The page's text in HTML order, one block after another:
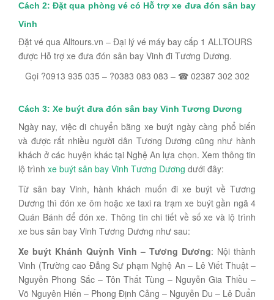
Cách 2: Đặt qua phòng vé có Hỗ trợ xe đưa đón sân bay
Vinh
Đặt vé qua Alltours.vn – Đại lý vé máy bay cấp 1 ALLTOURS
được Hỗ trợ xe đưa đón sân bay Vinh đi Tương Dương.
Gọi ?0913 935 035 – ?0383 083 083 – ☎ 02387 302 302
Cách 3: Xe buýt đưa đón sân bay Vinh Tương Dương
Ngày nay, việc di chuyển bằng xe buýt ngày càng phổ biến
và được rất nhiều người dân Tương Dương cũng như hành
khách ở các huyện khác tại Nghệ An lựa chọn. Xem thông tin
lộ trình xe buýt sân bay Vinh Tương Dương dưới đây:
Từ sân bay Vinh, hành khách muốn đi xe buýt về Tương
Dương thì đón xe ôm hoặc xe taxi ra trạm xe buýt gần ngã 4
Quán Bánh để đón xe. Thông tin chi tiết về số xe và lộ trình
xe bus sân bay Vinh Tương Dương như sau:
Xe buýt Khánh Quỳnh Vinh – Tương Dương: Nội thành
Vinh (Trường cao Đẳng Sư phạm Nghệ An – Lê Viết Thuật –
Nguyễn Phong Sắc – Tôn Thất Tùng – Nguyễn Gia Thiều –
Võ Nguyên Hiến – Phong Định Cảng – Nguyễn Du – Lê Duẩn